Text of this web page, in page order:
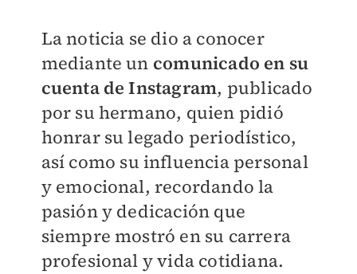
La noticia se dio a conocer
mediante un comunicado en su
cuenta de Instagram, publicado
por su hermano, quien pidió
honrar su legado periodístico,
así como su influencia personal
y emocional, recordando la
pasión y dedicación que
siempre mostró en su carrera
profesional y vida cotidiana.